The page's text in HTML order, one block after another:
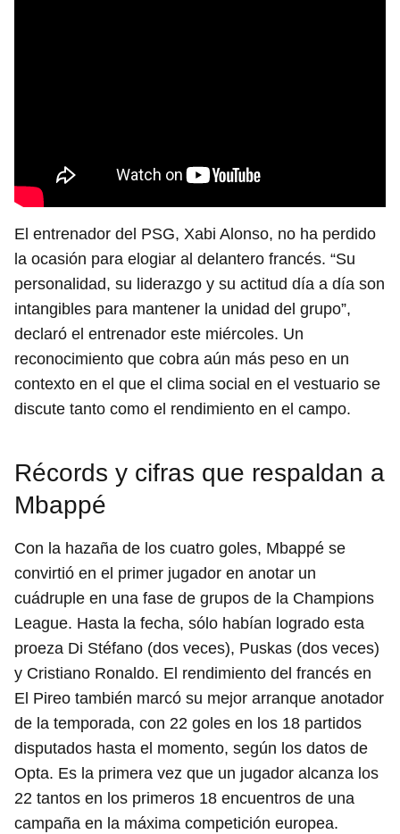
El entrenador del PSG, Xabi Alonso, no ha perdido
la ocasión para elogiar al delantero francés. “Su
personalidad, su liderazgo y su actitud día a día son
intangibles para mantener la unidad del grupo”,
declaró el entrenador este miércoles. Un
reconocimiento que cobra aún más peso en un
contexto en el que el clima social en el vestuario se
discute tanto como el rendimiento en el campo.
Récords y cifras que respaldan a
Mbappé
Con la hazaña de los cuatro goles, Mbappé se
convirtió en el primer jugador en anotar un
cuádruple en una fase de grupos de la Champions
League. Hasta la fecha, sólo habían logrado esta
proeza Di Stéfano (dos veces), Puskas (dos veces)
y Cristiano Ronaldo. El rendimiento del francés en
El Pireo también marcó su mejor arranque anotador
de la temporada, con 22 goles en los 18 partidos
disputados hasta el momento, según los datos de
Opta. Es la primera vez que un jugador alcanza los
22 tantos en los primeros 18 encuentros de una
campaña en la máxima competición europea.